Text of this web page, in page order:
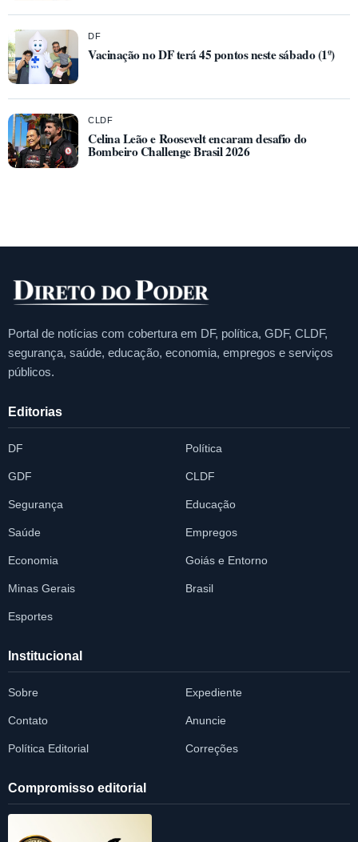
DF
Vacinação no DF terá 45 pontos neste sábado (1º)
CLDF
Celina Leão e Roosevelt encaram desafio do
Bombeiro Challenge Brasil 2026
Portal de notícias com cobertura em DF, política, GDF, CLDF,
segurança, saúde, educação, economia, empregos e serviços
públicos.
Editorias
DF Política
GDF CLDF
Segurança Educação
Saúde Empregos
Economia Goiás e Entorno
Minas Gerais Brasil
Esportes
Institucional
Sobre Expediente
Contato Anuncie
Política Editorial Correções
Compromisso editorial